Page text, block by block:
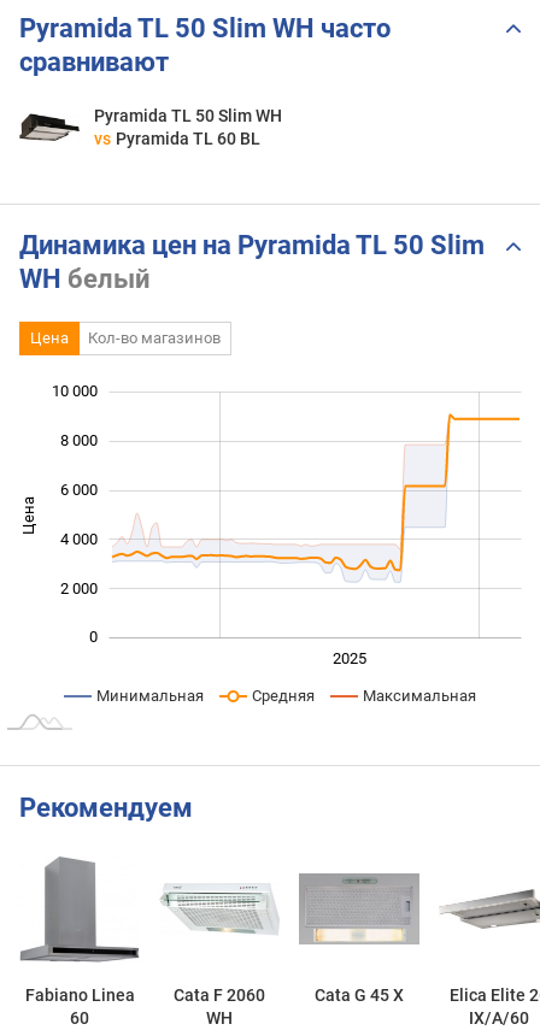
Pyramida TL 50 Slim WH часто
сравнивают
Pyramida TL 50 Slim WH
vs Pyramida TL 60 BL
Динамика цен на Pyramida TL 50 Slim
WH белый
Цена Кол-во магазинов
Цена
0
2 000
4 000
6 000
8 000
10 000
2025
Минимальная Средняя Максимальная
Рекомендуем
Fabiano Linea
60
Cata F 2060
WH
Cata G 45 X
Elica Elite
IX/A/60